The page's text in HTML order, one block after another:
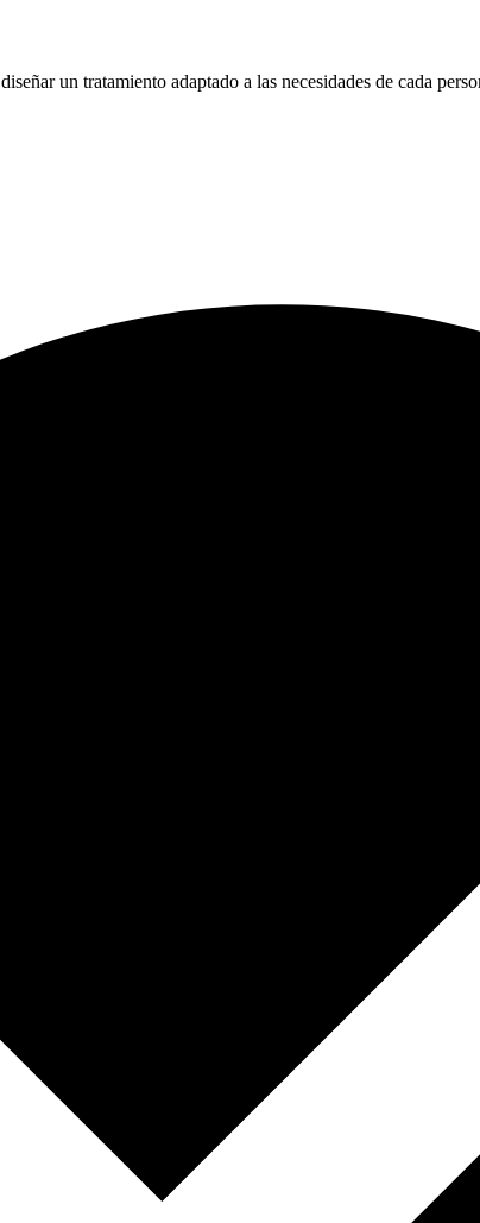
un tratamiento adaptado a las necesidades de cada